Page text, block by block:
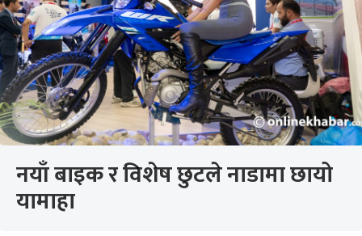
नयाँ बाइक र विशेष छुटले नाडामा छायो
यामाहा